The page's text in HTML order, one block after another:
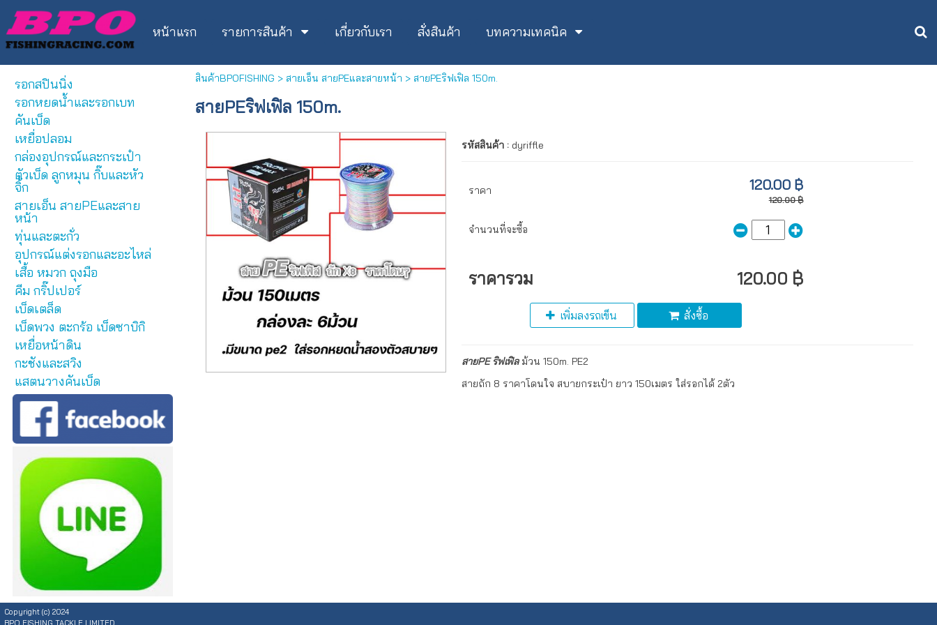
หน้าแรก รายการสินค้า เกี่ยวกับเรา สั่งสินค้า บทความเทคนิค
รอกสปินนิ่ง
รอกหยดน้ำและรอกเบท
คันเบ็ด
เหยื่อปลอม
กล่องอุปกรณ์และกระเป๋า
ตัวเบ็ด ลูกหมุน กิ๊บและหัว
จิ้ก
สายเอ็น สายPEและสาย
หน้า
ทุ่นและตะกั่ว
อุปกรณ์แต่งรอกและอะไหล่
เสื้อ หมวก ถุงมือ
คีม กริ๊ปเปอร์
เบ็ดเตล็ด
เบ็ดพวง ตะกร้อ เบ็ดซาบิกิ
เหยื่อหน้าดิน
กะชังและสวิง
แสตนวางคันเบ็ด
สินค้าBPOFISHING > สายเอ็น สายPEและสายหน้า > สายPEริฟเฟิล 150m.
สายPEริฟเฟิล 150m.
รหัสสินค้า : dyriffle
ราคา 120.00 ฿
120.00 ฿
จำนวนที่จะซื้อ
ราคารวม 120.00 ฿
เพิ่มลงรถเข็น สั่งซื้อ
สายPE ริฟเฟิลม้วน 150m. PE2
สายถัก 8 ราคาโดนใจ สบายกระเป๋า ยาว 150เมตร ใส่รอกได้ 2ตัว
Copyright (c) 2024
BPO FISHING TACKLE LIMITED